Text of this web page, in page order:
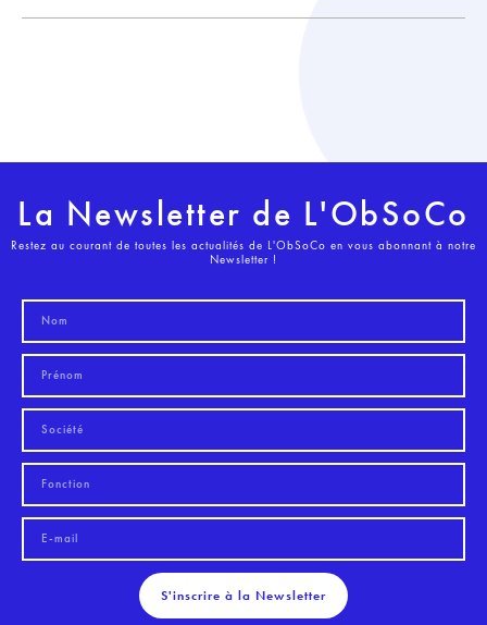
La Newsletter de L'ObSoCo
Restez au courant de toutes les actualités de L'ObSoCo en vous abonnant à notre
Newsletter !
S'inscrire à la Newsletter